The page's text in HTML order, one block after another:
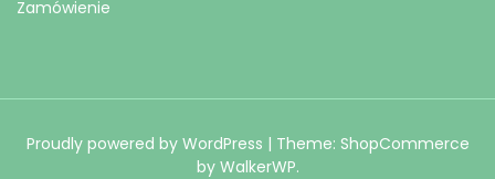
Zamówienie
Proudly powered by WordPress | Theme: ShopCommerce
by WalkerWP.